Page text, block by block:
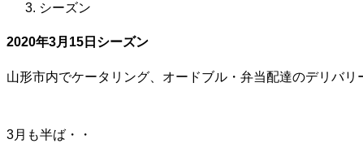
シーズン
2020年3月15日 シーズン
山形市内でケータリング、オードブル・弁当配達のデリバリ
3月も半ば・・